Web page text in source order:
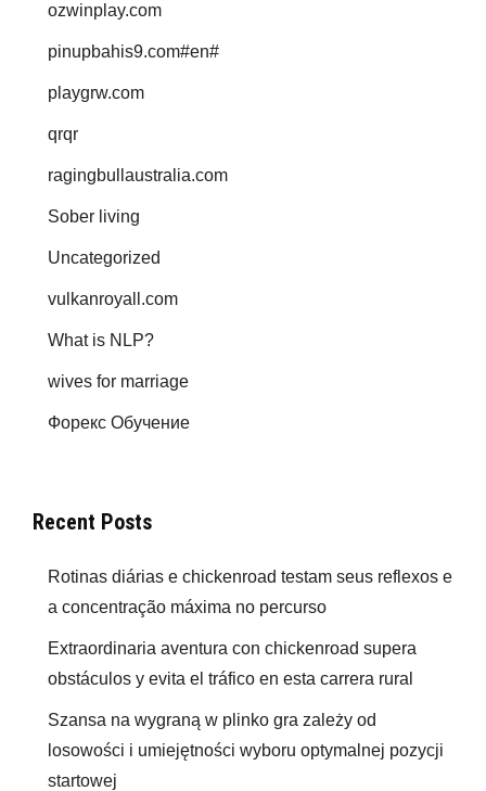
ozwinplay.com
pinupbahis9.com#en#
playgrw.com
qrqr
ragingbullaustralia.com
Sober living
Uncategorized
vulkanroyall.com
What is NLP?
wives for marriage
Форекс Обучение
Recent Posts
Rotinas diárias e chickenroad testam seus reflexos e
a concentração máxima no percurso
Extraordinaria aventura con chickenroad supera
obstáculos y evita el tráfico en esta carrera rural
Szansa na wygraną w plinko gra zależy od
losowości i umiejętności wyboru optymalnej pozycji
startowej